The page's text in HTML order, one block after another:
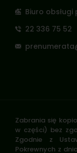
Biuro
22 336 75 52
Zabrania się
w części) bez
Zgodnie z
Pokrewnych z